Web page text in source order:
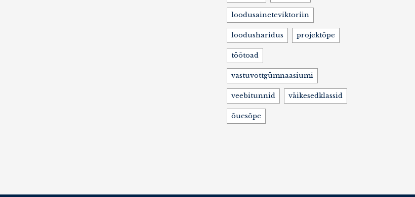
loodusaineteviktoriin
loodusharidus projektõpe
töötoad
vastuvõttgümnaasiumi
veebitunnid väikesedklassid
õuesõpe